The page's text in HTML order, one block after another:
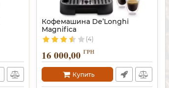
Кофемашина De’Longhi
Magnifica
(4)
16 000,00 ГРН
Купить